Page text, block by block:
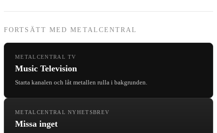
FORTSÄTT MED METALCENTRAL
METALCENTRAL TV
Music Television
Starta kanalen och låt metallen rulla i bakgrunden.
METALCENTRAL NYHETSBREV
Missa inget